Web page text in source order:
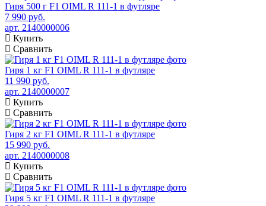
Гиря 500 г F1 OIML R 111-1 в футляре
7 990 руб.
арт. 2140000006
Купить
Сравнить
Гиря 1 кг F1 OIML R 111-1 в футляре
11 990 руб.
арт. 2140000007
Купить
Сравнить
Гиря 2 кг F1 OIML R 111-1 в футляре
15 990 руб.
арт. 2140000008
Купить
Сравнить
Гиря 5 кг F1 OIML R 111-1 в футляре